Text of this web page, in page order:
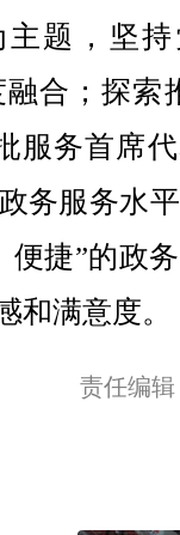
题，坚
合；探索
服务首席
务服务水
便捷”的政
和满意度。
责任编